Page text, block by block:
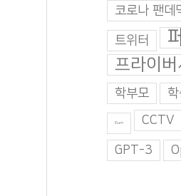
코로나 팬데
트위터
프라이버
학부모
Burn CCTV
GPT-3